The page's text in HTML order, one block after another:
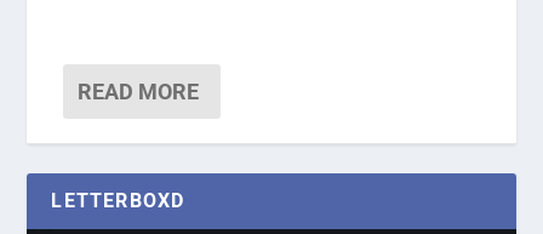
READ MORE
LETTERBOXD